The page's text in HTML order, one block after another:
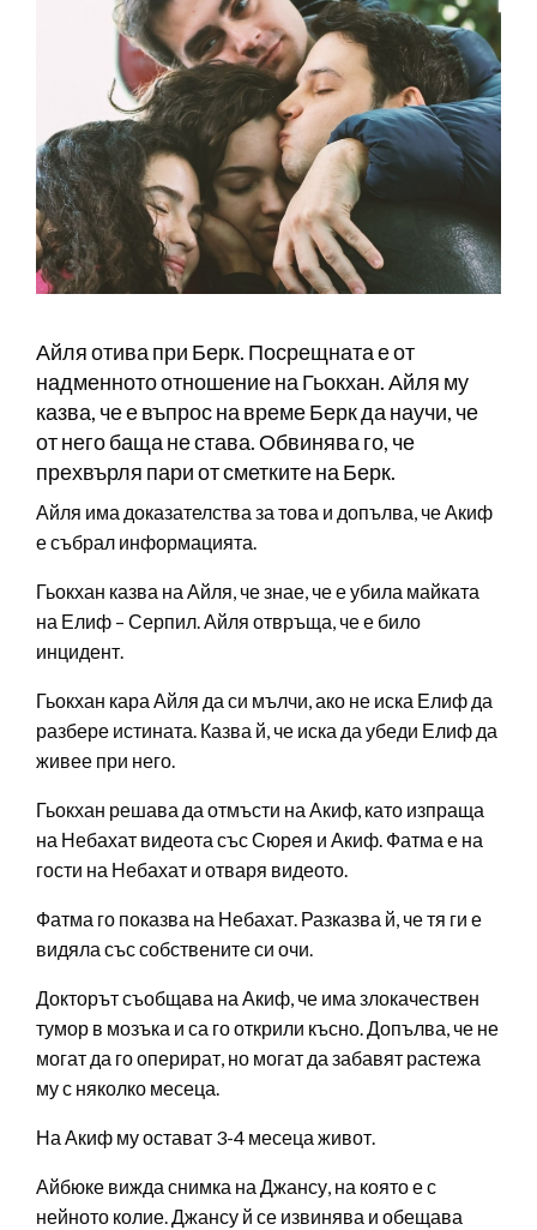
Айля отива при Берк. Посрещната е от
надменното отношение на Гьокхан. Айля му
казва, че е въпрос на време Берк да научи, че
от него баща не става. Обвинява го, че
прехвърля пари от сметките на Берк.
Айля има доказателства за това и допълва, че Акиф
е събрал информацията.
Гьокхан казва на Айля, че знае, че е убила майката
на Елиф – Серпил. Айля отвръща, че е било
инцидент.
Гьокхан кара Айля да си мълчи, ако не иска Елиф да
разбере истината. Казва й, че иска да убеди Елиф да
живее при него.
Гьокхан решава да отмъсти на Акиф, като изпраща
на Небахат видеота със Сюрея и Акиф. Фатма е на
гости на Небахат и отваря видеото.
Фатма го показва на Небахат. Разказва й, че тя ги е
видяла със собствените си очи.
Докторът съобщава на Акиф, че има злокачествен
тумор в мозъка и са го открили късно. Допълва, че не
могат да го оперират, но могат да забавят растежа
му с няколко месеца.
На Акиф му остават 3-4 месеца живот.
Айбюке вижда снимка на Джансу, на която е с
нейното колие. Джансу й се извинява и обещава